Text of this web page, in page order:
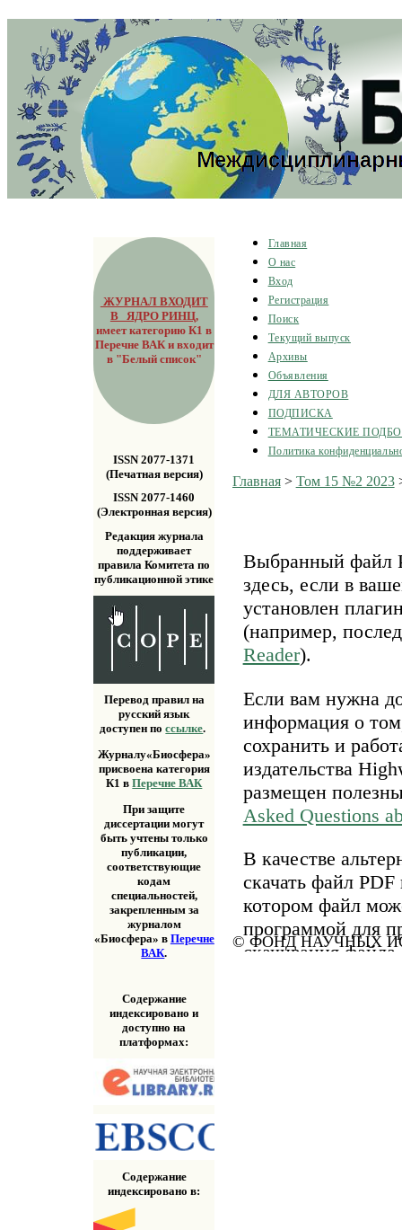
ЖУРНАЛ ВХОДИТ
В ЯДРО РИНЦ,
имеет категорию К1 в
Перечне ВАК и входит
в "Белый список"
ISSN 2077-1371
(Печатная версия)
ISSN 2077-1460
(Электронная версия)
Редакция журнала
поддерживает
правила Комитета по
публикационной этике
Перевод правил на
русский язык
доступен поссылке.
Журналу«Биосфера»
присвоена категория
К1 вПеречне ВАК
При защите
диссертации могут
быть учтены только
публикации,
соответствующие
кодам
специальностей,
закрепленным за
журналом
«Биосфера» в Перечне
ВАК.
Содержание
индексировано и
доступно на
платформах:
Содержание
индексировано в:
Главная
О нас
Вход
Регистрация
Поиск
Текущий выпуск
Архивы
Объявления
ДЛЯ АВТОРОВ
ПОДПИСКА
ТЕМАТИЧЕСКИЕ
Политика
Главная> Том 15 №2 2023
Выбранный файл
здесь, если в
установлен
(например,
Reader).
Если вам нужна
информация о
сохранить и
издательства
размещен
Asked Questions
В качестве
скачать файл
котором файл
программой для
скачивания
© ФОНД НАУЧНЫХ